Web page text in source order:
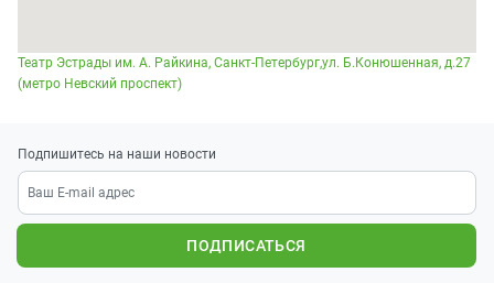
Театр Эстрады им. А. Райкина, Санкт-Петербург,ул. Б.Конюшенная, д.27
(метро Невский проспект)
Подпишитесь на наши новости
ПОДПИСАТЬСЯ